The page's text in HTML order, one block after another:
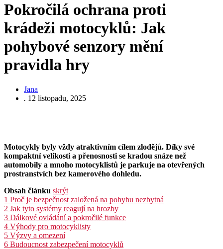
Pokročilá ochrana proti
krádeži motocyklů: Jak
pohybové senzory mění
pravidla hry
Jana
. 12 listopadu, 2025
Motocykly byly vždy atraktivním cílem zlodějů. Díky své
kompaktní velikosti a přenosnosti se kradou snáze než
automobily a mnoho motocyklistů je parkuje na otevřených
prostranstvích bez kamerového dohledu.
Obsah článku skrýt
1 Proč je bezpečnost založená na pohybu nezbytná
2 Jak tyto systémy reagují na hrozby
3 Dálkové ovládání a pokročilé funkce
4 Výhody pro motocyklisty
5 Výzvy a omezení
6 Budoucnost zabezpečení motocyklů